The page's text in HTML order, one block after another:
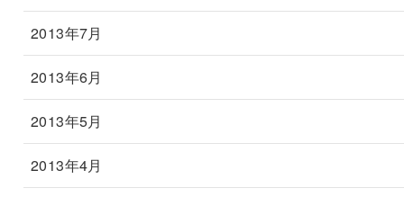
2013年7月
2013年6月
2013年5月
2013年4月